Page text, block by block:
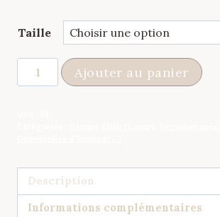
Taille
quantité
de
Ajouter au panier
Description
Informations complémentaires